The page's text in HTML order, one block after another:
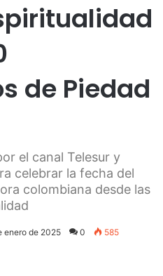
de Piedad
el canal Telesur y
celebrar la fecha del
colombiana desde las
enero de 2025 0 585